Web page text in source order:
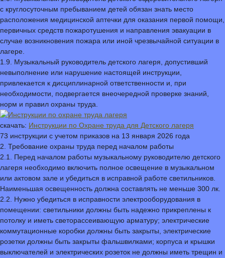
с круглосуточным пребыванием детей обязан знать место
расположения медицинской аптечки для оказания первой помощи,
первичных средств пожаротушения и направления эвакуации в
случае возникновения пожара или иной чрезвычайной ситуации в
лагере.
1.9. Музыкальный руководитель детского лагеря, допустивший
невыполнение или нарушение настоящей инструкции,
привлекается к дисциплинарной ответственности и, при
необходимости, подвергается внеочередной проверке знаний,
норм и правил охраны труда.
скачать: Инструкции по Охране труда для Детского лагеря
73 инструкции с учетом приказов на 13 января 2026 года
2. Требование охраны труда перед началом работы
2.1. Перед началом работы музыкальному руководителю детского
лагеря необходимо включить полное освещение в музыкальном
или актовом зале и убедиться в исправной работе светильников.
Наименьшая освещенность должна составлять не меньше 300 лк.
2.2. Нужно убедиться в исправности электрооборудования в
помещении: светильники должны быть надежно прикреплены к
потолку и иметь светорассеивающую арматуру; электрические
коммутационные коробки должны быть закрыты, электрические
розетки должны быть закрыты фальшвилками; корпуса и крышки
выключателей и электрических розеток не должны иметь трещин и